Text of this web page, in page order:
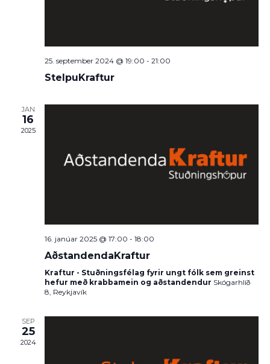
25. september 2024 @ 19:00 - 21:00
StelpuKraftur
JAN
16
2025
16. janúar 2025 @ 17:00 - 18:00
AðstandendaKraftur
Kraftur - Stuðningsfélag fyrir ungt fólk sem greinst
hefur með krabbamein og aðstandendur Skógarhlíð
8, Reykjavík
SEP
25
2024